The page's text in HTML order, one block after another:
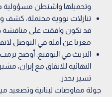
وتحميلها واشنطن مسؤولية
تنازلات نووية محتملة: كشف
قد تكون وافقت على مناقشة
معربا عن أمله في التوصل
التريث في التوقيع: أوضح
النهائية للاتفاق مع إيران،
تسير بحذر.
جولة مفاوضات لبنانية وتصعيد